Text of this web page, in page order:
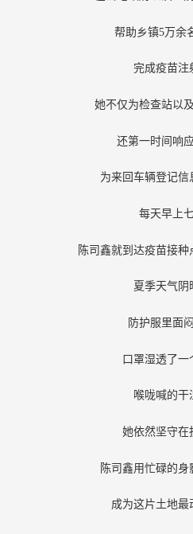
帮助乡镇5万余
完成疫苗注
她不仅为检查站以
还第一时间响
为来回车辆登记信
每天早上
陈司鑫就到达疫苗接
夏季天气阴
防护服里面
口罩湿透了一
喉咙喊的干
她依然坚守在
陈司鑫用忙碌的身
成为这片土地最